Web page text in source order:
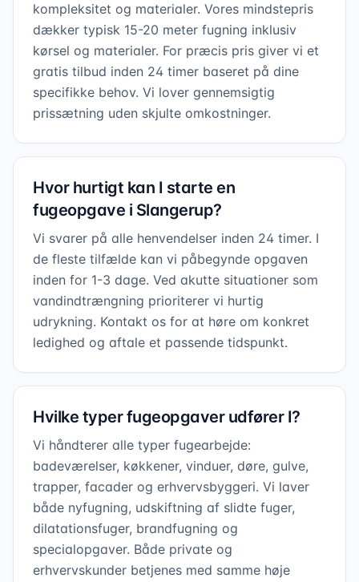
kompleksitet og materialer. Vores mindstepris
dækker typisk 15-20 meter fugning inklusiv
kørsel og materialer. For præcis pris giver vi et
gratis tilbud inden 24 timer baseret på dine
specifikke behov. Vi lover gennemsigtig
prissætning uden skjulte omkostninger.
Hvor hurtigt kan I starte en
fugeopgave i Slangerup?
Vi svarer på alle henvendelser inden 24 timer. I
de fleste tilfælde kan vi påbegynde opgaven
inden for 1-3 dage. Ved akutte situationer som
vandindtrængning prioriterer vi hurtig
udrykning. Kontakt os for at høre om konkret
ledighed og aftale et passende tidspunkt.
Hvilke typer fugeopgaver udfører I?
Vi håndterer alle typer fugearbejde:
badeværelser, køkkener, vinduer, døre, gulve,
trapper, facader og erhvervsbyggeri. Vi laver
både nyfugning, udskiftning af slidte fuger,
dilatationsfuger, brandfugning og
specialopgaver. Både private og
erhvervskunder betjenes med samme høje